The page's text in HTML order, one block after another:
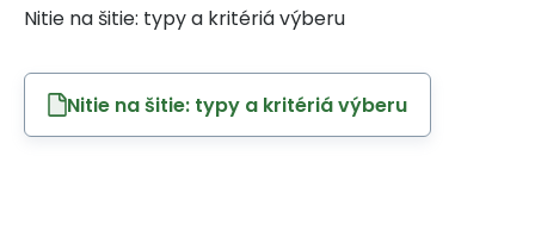
Nitie na šitie: typy a kritériá výberu
Nitie na šitie: typy a kritériá výberu